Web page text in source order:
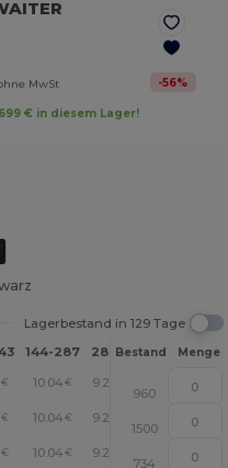
MwSt -56%
€ in diesem Lager!
Lagerbestand in 129 Tage
144-287 288 + Mehr
Bestand Menge
€ 10.04€ 9.27 +
960
€ 10.04€ 9.27 +
1500
€ 10.04€ 9.27 +
734